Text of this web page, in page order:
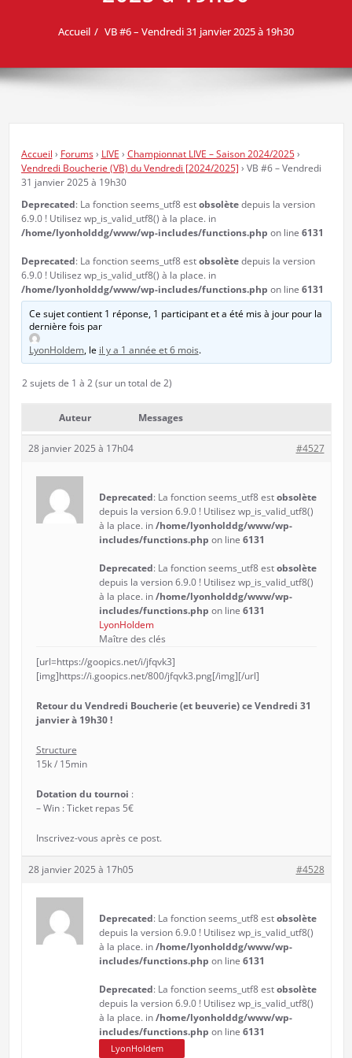
Accueil VB #6 – Vendredi 31 janvier 2025 à 19h30
Accueil › Forums › LIVE › Championnat LIVE – Saison 2024/2025 ›
Vendredi Boucherie (VB) du Vendredi [2024/2025] › VB #6 – Vendredi
31 janvier 2025 à 19h30
Deprecated: La fonction seems_utf8 estobsolètedepuis la version
6.9.0 ! Utilisez wp_is_valid_utf8() à la place. in
/home/lyonholddg/www/wp-includes/functions.php on line 6131
Deprecated: La fonction seems_utf8 estobsolètedepuis la version
6.9.0 ! Utilisez wp_is_valid_utf8() à la place. in
/home/lyonholddg/www/wp-includes/functions.php on line 6131
Ce sujet contient 1 réponse, 1 participant et a été mis à jour pour la
dernière fois par
LyonHoldem, le il y a 1 année et 6 mois.
2 sujets de 1 à 2 (sur un total de 2)
Auteur Messages
28 janvier 2025 à 17h04 #4527
Deprecated: La fonction seems_utf8 estobsolète
depuis la version 6.9.0 ! Utilisez wp_is_valid_utf8()
à la place. in/home/lyonholddg/www/wp-
includes/functions.php on line 6131
Deprecated: La fonction seems_utf8 estobsolète
depuis la version 6.9.0 ! Utilisez wp_is_valid_utf8()
à la place. in/home/lyonholddg/www/wp-
includes/functions.php on line 6131
LyonHoldem
Maître des clés
[url=https://goopics.net/i/jfqvk3]
[img]https://i.goopics.net/800/jfqvk3.png[/img][/url]
Retour du Vendredi Boucherie (et beuverie) ce Vendredi 31
janvier à 19h30 !
Structure
15k / 15min
Dotation du tournoi :
– Win : Ticket repas 5€
Inscrivez-vous après ce post.
28 janvier 2025 à 17h05 #4528
Deprecated: La fonction seems_utf8 estobsolète
depuis la version 6.9.0 ! Utilisez wp_is_valid_utf8()
à la place. in/home/lyonholddg/www/wp-
includes/functions.php on line 6131
Deprecated: La fonction seems_utf8 estobsolète
depuis la version 6.9.0 ! Utilisez wp_is_valid_utf8()
à la place. in/home/lyonholddg/www/wp-
includes/functions.php on line 6131
LyonHoldem